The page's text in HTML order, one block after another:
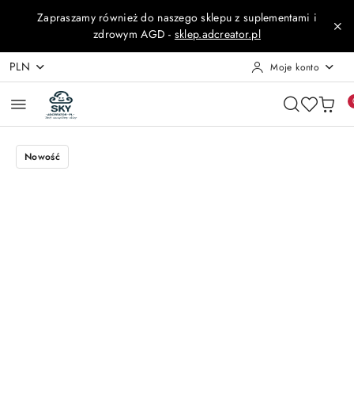
Przejdź do treści głównej
Przejdź do wyszukiwarki
Przejdź do moje konto
Przejdź do menu głównego
Przejdź do opisu produktu
Przejdź do stopki
Zapraszamy również do naszego sklepu z suplementami i
zdrowym AGD - sklep.adcreator.pl
PLN Moje konto
Nowość